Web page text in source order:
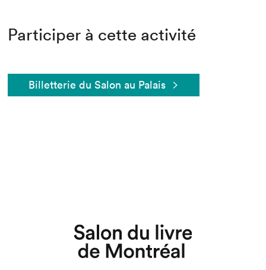
Participer à cette activité
Billetterie du Salon au Palais